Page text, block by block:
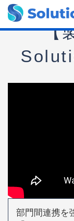
【
部門間連携を